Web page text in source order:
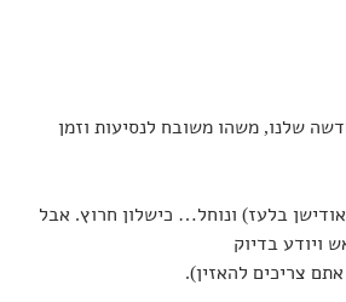
שלנו, משהו משובח לנסיעות וזמן
בלעז) ונוחל… כישלון חרוץ. אבל
ויודע בדיוק
צריכים להאזין).